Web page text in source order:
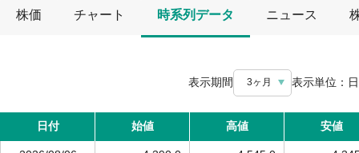
株価 チャート 時系列データ ニュース
表示期間 3ヶ月 表示単位： 日
日付 始値 高値 安値